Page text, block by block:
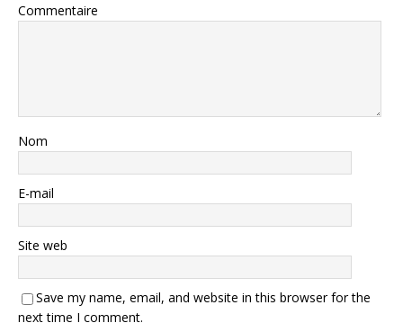
Commentaire
Nom
E-mail
Site web
Save my name, email, and website in this browser for the
next time I comment.